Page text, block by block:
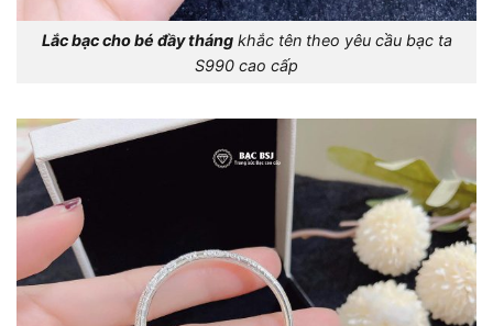
Lắc bạc cho bé đầy thángkhắc tên theo yêu cầu bạc ta
S990 cao cấp